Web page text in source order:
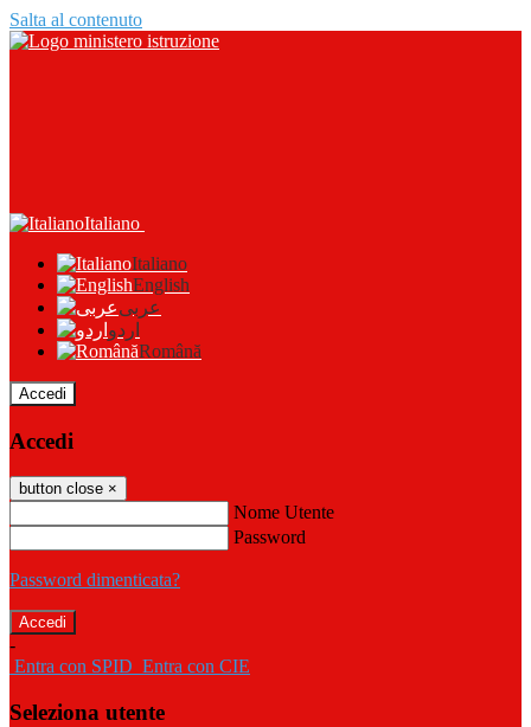
Salta al contenuto
Italiano
Italiano
English
عربى
اردو
Română
Accedi
Accedi
button close ×
Nome Utente
Password
Password dimenticata?
-
Entra con SPID Entra con CIE
Seleziona utente